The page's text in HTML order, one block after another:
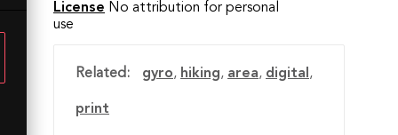
License No attribution for personal
use
Related: gyro, hiking, area, digital ,
print